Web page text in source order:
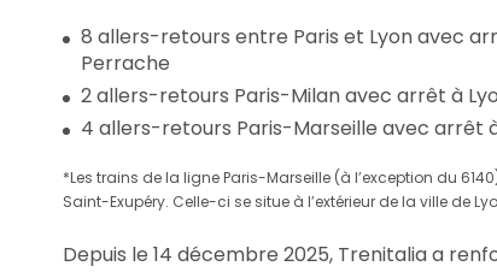
8 allers-retours entre Paris et Lyon avec
Perrache
2 allers-retours Paris-Milan avec arrêt à
4 allers-retours Paris-Marseille avec arrêt
*Les trains de la ligne Paris-Marseille (à l’exception du
Saint-Exupéry. Celle-ci se situe à l’extérieur de la ville de
Depuis le 14 décembre 2025, Trenitalia a